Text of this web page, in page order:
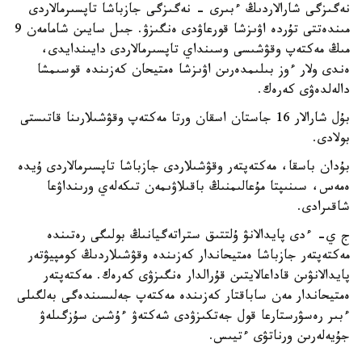
نەگىزگى شارالاردىڭ ءبىرى - نەگىزگى جازباشا تاپسىرمالاردى
مىندەتتى تۇردە اۋىزشا قورعاۋدى ەنگىزۋ. جىل سايىن شامامەن 9
مىڭ مەكتەپ وقۋشىسى وسىنداي تاپسىرمالاردى دايىندايدى،
ەندى ولار ءوز بىلىمدەرىن اۋىزشا ەمتيحان كەزىندە قوسىمشا
دالەلدەۋى كەرەك.
بۇل شارالار 16 جاستان اسقان ورتا مەكتەپ وقۋشىلارىنا قاتىستى
بولادى.
بۇدان باسقا، مەكتەپتەر وقۋشىلاردى جازباشا تاپسىرمالاردى ۇيدە
ەمەس، سىنىپتا مۇعالىمنىڭ باقىلاۋىمەن تىكەلەي ورىنداۋعا
شاقىرادى.
ج ي- ءدى پايدالانۋ ۇلتتىق ستراتەگيانىڭ بولىگى رەتىندە
مەكتەپتەر جازباشا ەمتيحاندار كەزىندە وقۋشىلاردىڭ كومپيۋتەر
پايدالانۋىن قاداعالايتىن قۇرالدار ەنگىزۋى كەرەك. مەكتەپتەر
ەمتيحاندار مەن ساباقتار كەزىندە مەكتەپ جەلىسىندەگى بەلگىلى
ءبىر رەسۋرستارعا قول جەتكىزۋدى شەكتەۋ ءۇشىن سۇزگىلەۋ
جۇيەلەرىن ورناتۋى ءتيىس.